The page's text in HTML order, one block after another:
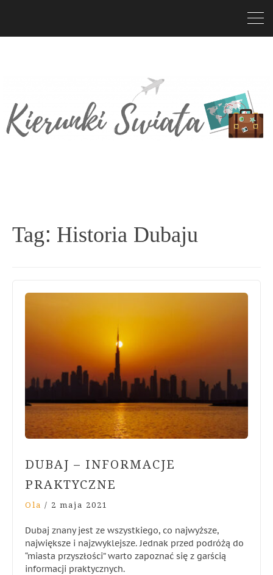
Tag: Historia Dubaju
DUBAJ – INFORMACJE
PRAKTYCZNE
Ola / 2 maja 2021
Dubaj znany jest ze wszystkiego, co najwyższe,
największe i najzwyklejsze. Jednak przed podróżą do
“miasta przyszłości” warto zapoznać się z garścią
informacji praktycznych.